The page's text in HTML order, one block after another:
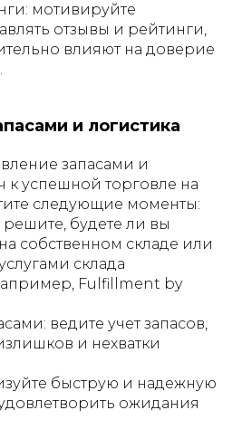
мотивируйте
отзывы и рейтинги,
влияют на доверие
и логистика
запасами и
к успешной торговле на
следующие моменты:
будете ли вы
собственном складе или
склада
Fulfillment by
ведите учет запасов,
и нехватки
быструю и надежную
ожидания